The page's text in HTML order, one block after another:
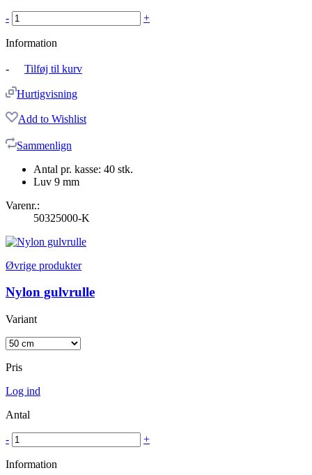
- +
Information
- Tilføj til kurv
Hurtigvisning
Add to Wishlist
Sammenlign
Antal pr. kasse: 40 stk.
Luv 9 mm
Varenr.:
50325000-K
Øvrige produkter
Nylon gulvrulle
Variant
Pris
Log ind
Antal
- +
Information